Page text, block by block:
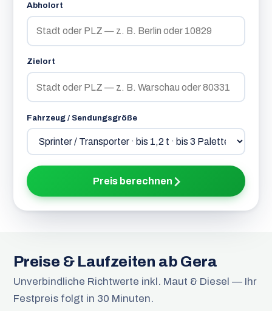
Abholort
Zielort
Fahrzeug / Sendungsgröße
Preis berechnen
Preise & Laufzeiten ab Gera
Unverbindliche Richtwerte inkl. Maut & Diesel — Ihr
Festpreis folgt in 30 Minuten.